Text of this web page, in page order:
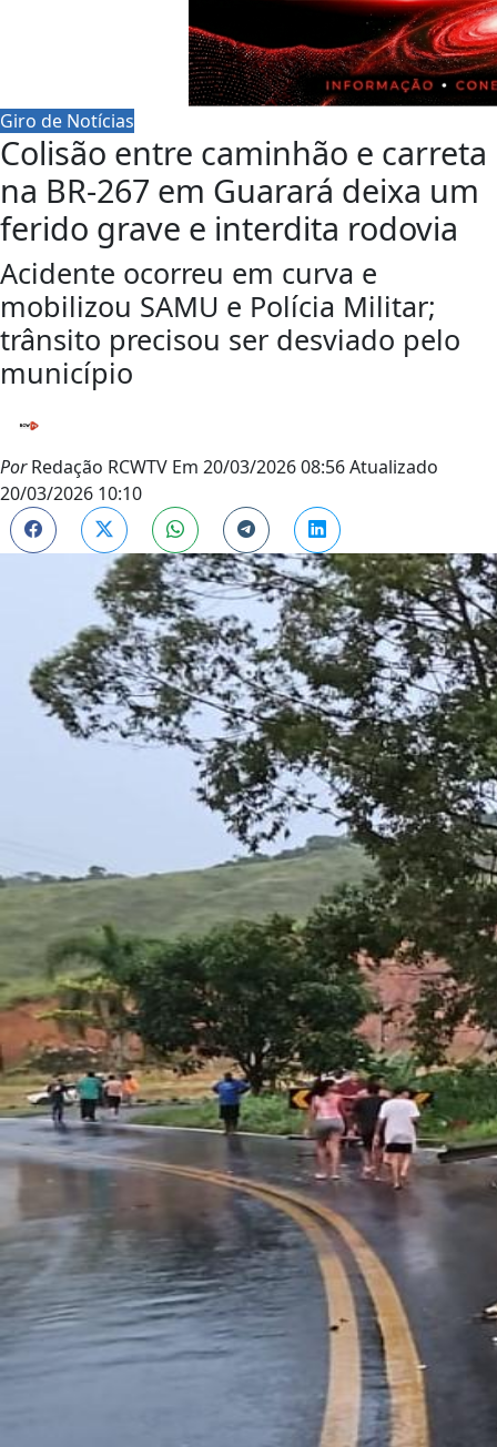
Giro de Notícias
Colisão entre caminhão e carreta
na BR-267 em Guarará deixa um
ferido grave e interdita rodovia
Acidente ocorreu em curva e
mobilizou SAMU e Polícia Militar;
trânsito precisou ser desviado pelo
município
PorRedação RCWTV Em 20/03/2026 08:56Atualizado
20/03/2026 10:10